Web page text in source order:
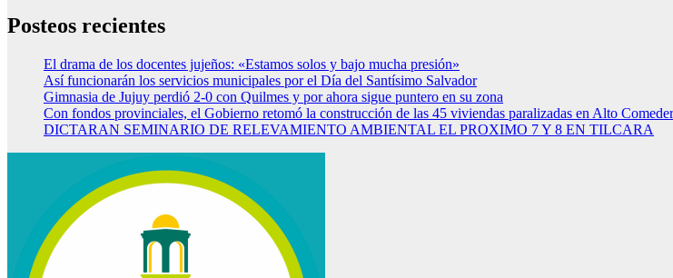
Posteos recientes
El drama de los docentes jujeños: «Estamos solos y bajo mucha presión»
Así funcionarán los servicios municipales por el Día del Santísimo Salvador
Gimnasia de Jujuy perdió 2-0 con Quilmes y por ahora sigue puntero en su zona
Con fondos provinciales, el Gobierno retomó la construcción de las 45 viviendas paralizadas en Alto
DICTARAN SEMINARIO DE RELEVAMIENTO AMBIENTAL EL PROXIMO 7 Y 8 EN TILCARA